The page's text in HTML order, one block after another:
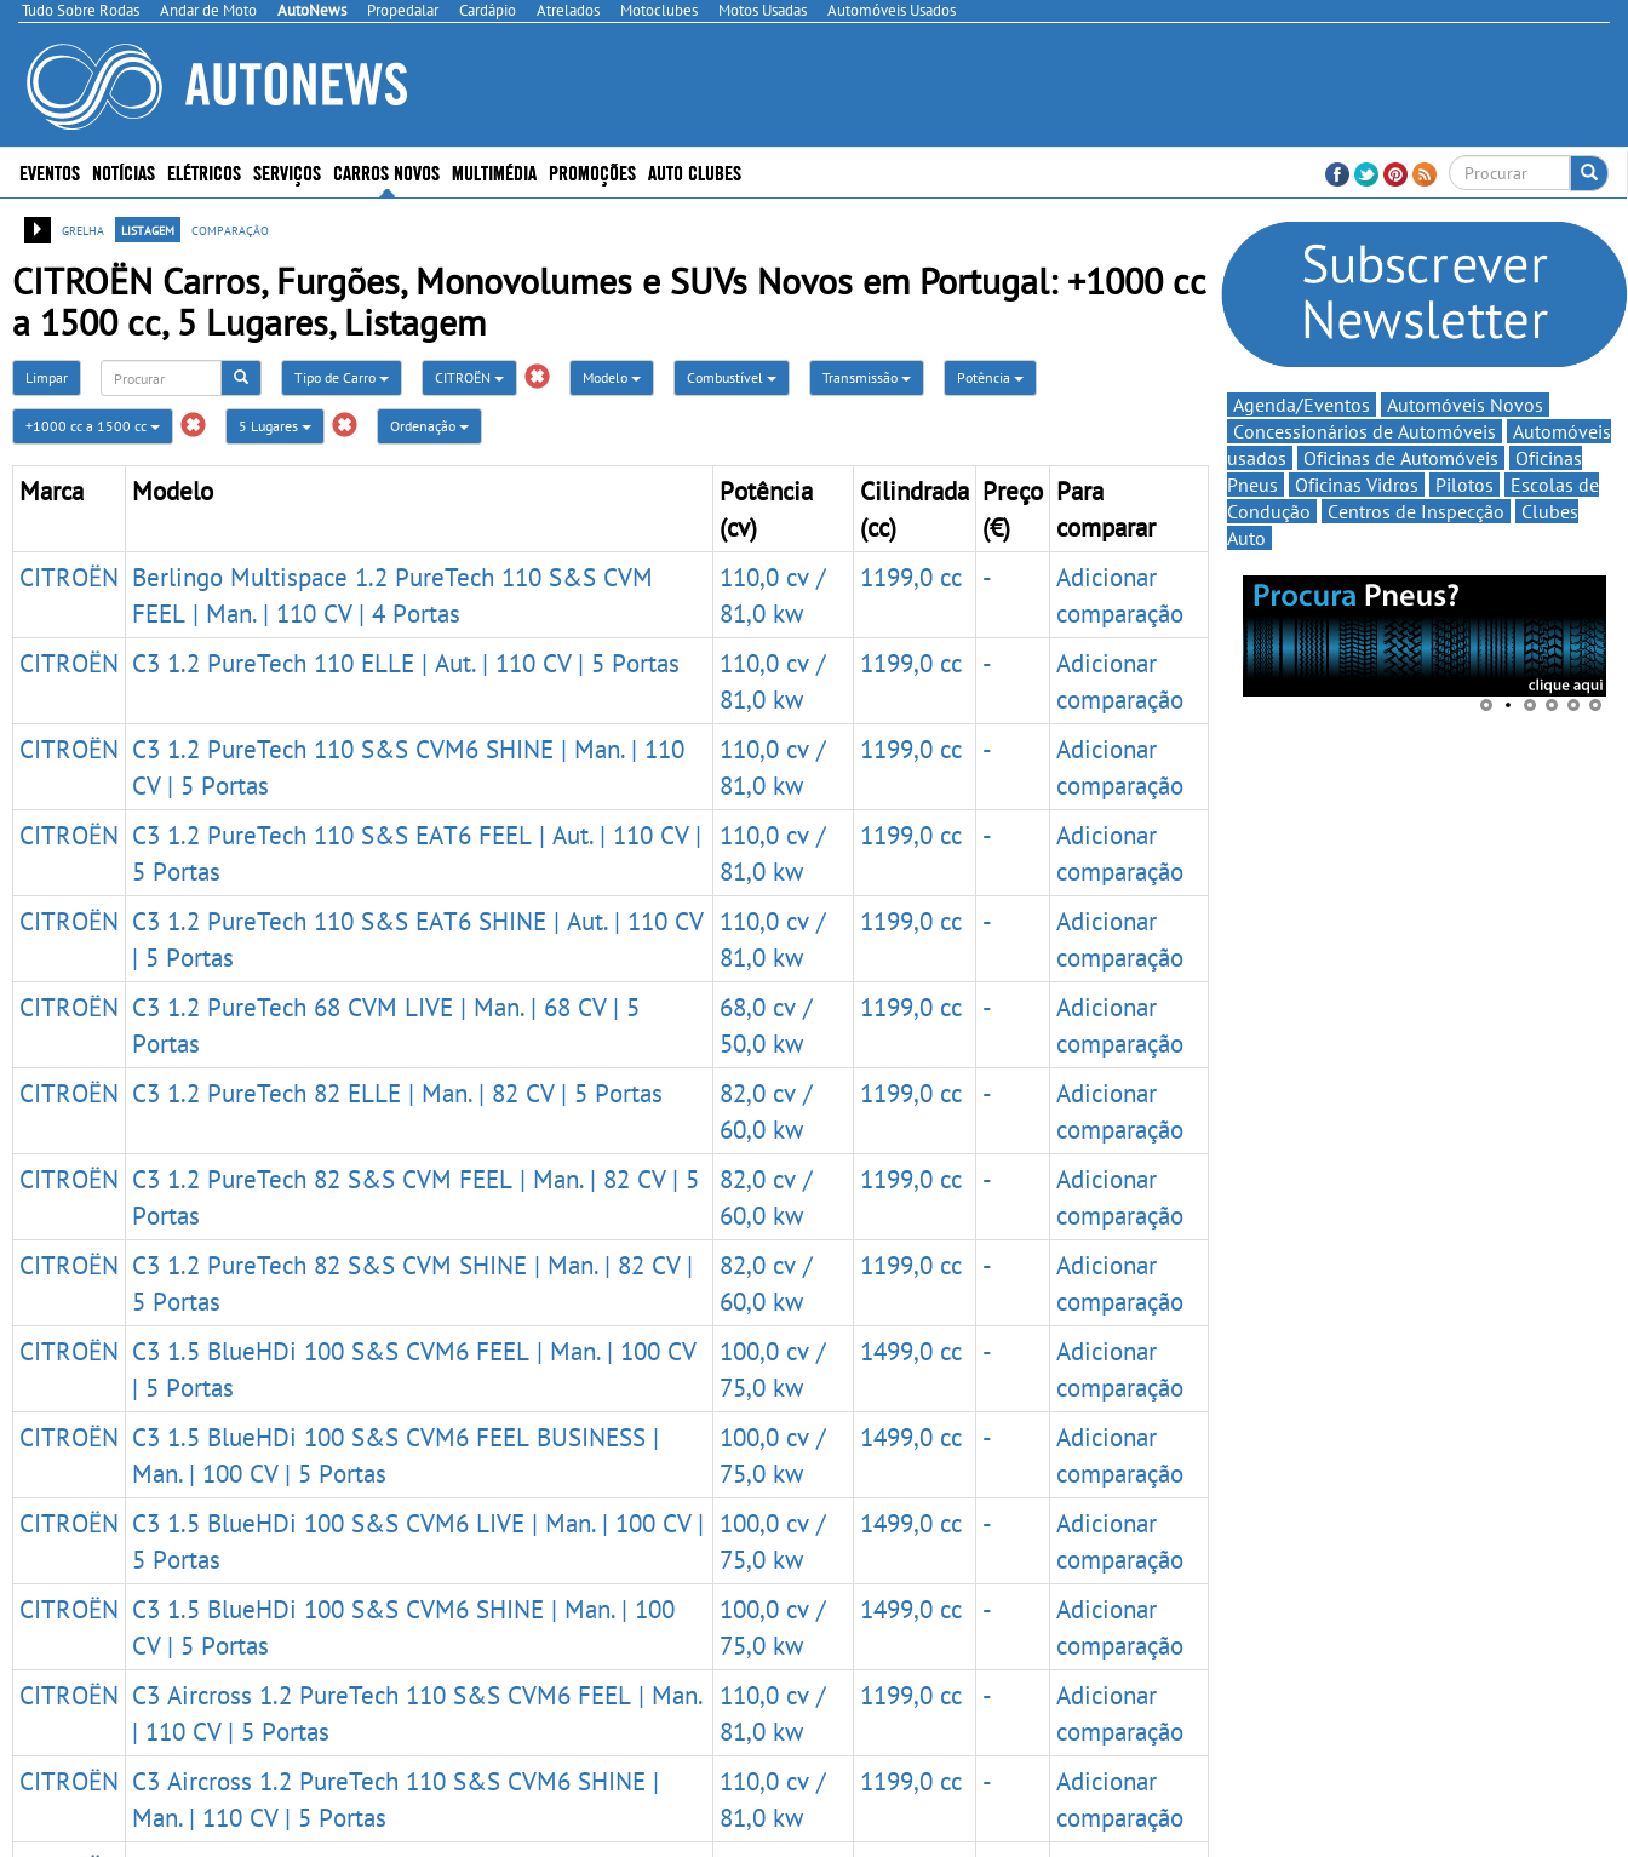
Tudo Sobre Rodas Andar de Moto AutoNews Propedalar Cardápio Atrelados Motoclubes Motos Usadas Automóveis Usados
EVENTOS NOTÍCIAS ELÉTRICOS SERVIÇOS CARROS NOVOS MULTIMÉDIA PROMOÇÕES AUTO CLUBES
grelha listagem comparação
CITROËN Carros, Furgões, Monovolumes e SUVs Novos em Portugal: +1000 cc
a 1500 cc, 5 Lugares, Listagem
Limpar Tipo de Carro CITROËN Modelo Combustível Transmissão Potência
+1000 cc a 1500 cc 5 Lugares Ordenação
Marca Modelo
Potência
(cv)
Cilindrada
(cc)
Preço
(€)
Para
comparar
CITROËN Berlingo Multispace 1.2 PureTech 110 S&S CVM
FEEL | Man. | 110 CV | 4 Portas
110,0 cv /
81,0 kw
1199,0 cc -
Adicionar
comparação
CITROËN C3 1.2 PureTech 110 ELLE | Aut. | 110 CV | 5 Portas
110,0 cv /
81,0 kw
1199,0 cc -
Adicionar
comparação
CITROËN C3 1.2 PureTech 110 S&S CVM6 SHINE | Man. | 110
CV | 5 Portas
110,0 cv /
81,0 kw
1199,0 cc -
Adicionar
comparação
CITROËN C3 1.2 PureTech 110 S&S EAT6 FEEL | Aut. | 110 CV |
5 Portas
110,0 cv /
81,0 kw
1199,0 cc -
Adicionar
comparação
CITROËN C3 1.2 PureTech 110 S&S EAT6 SHINE | Aut. | 110 CV
| 5 Portas
110,0 cv /
81,0 kw
1199,0 cc -
Adicionar
comparação
CITROËN C3 1.2 PureTech 68 CVM LIVE | Man. | 68 CV | 5
Portas
68,0 cv /
50,0 kw
1199,0 cc -
Adicionar
comparação
CITROËN C3 1.2 PureTech 82 ELLE | Man. | 82 CV | 5 Portas
82,0 cv /
60,0 kw
1199,0 cc -
Adicionar
comparação
CITROËN C3 1.2 PureTech 82 S&S CVM FEEL | Man. | 82 CV | 5
Portas
82,0 cv /
60,0 kw
1199,0 cc -
Adicionar
comparação
CITROËN C3 1.2 PureTech 82 S&S CVM SHINE | Man. | 82 CV |
5 Portas
82,0 cv /
60,0 kw
1199,0 cc -
Adicionar
comparação
CITROËN C3 1.5 BlueHDi 100 S&S CVM6 FEEL | Man. | 100 CV
| 5 Portas
100,0 cv /
75,0 kw
1499,0 cc -
Adicionar
comparação
CITROËN C3 1.5 BlueHDi 100 S&S CVM6 FEEL BUSINESS |
Man. | 100 CV | 5 Portas
100,0 cv /
75,0 kw
1499,0 cc -
Adicionar
comparação
CITROËN C3 1.5 BlueHDi 100 S&S CVM6 LIVE | Man. | 100 CV |
5 Portas
100,0 cv /
75,0 kw
1499,0 cc -
Adicionar
comparação
CITROËN C3 1.5 BlueHDi 100 S&S CVM6 SHINE | Man. | 100
CV | 5 Portas
100,0 cv /
75,0 kw
1499,0 cc -
Adicionar
comparação
CITROËN C3 Aircross 1.2 PureTech 110 S&S CVM6 FEEL | Man.
| 110 CV | 5 Portas
110,0 cv /
81,0 kw
1199,0 cc -
Adicionar
comparação
CITROËN C3 Aircross 1.2 PureTech 110 S&S CVM6 SHINE |
Man. | 110 CV | 5 Portas
110,0 cv /
81,0 kw
1199,0 cc -
Adicionar
comparação
Agenda/Eventos
Automóveis Novos
Concessionários de Automóveis
Automóveis
usados
Oficinas de Automóveis
Oficinas
Pneus
Oficinas Vidros Pilotos
Escolas de
Condução
Centros de Inspecção
Clubes
Auto